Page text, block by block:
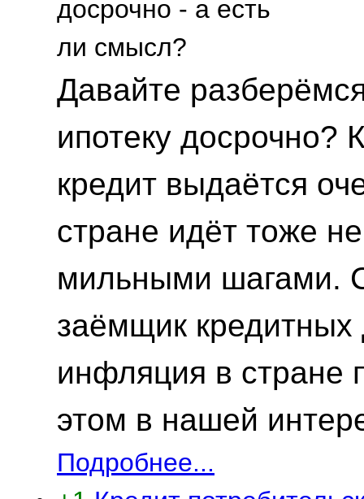
Давайте
ипотеку досрочно?
кредит выдаётся
стране идёт тоже
мильными шагами.
заёмщик кредитных
инфляция в стране
этом в нашей
Подробнее...